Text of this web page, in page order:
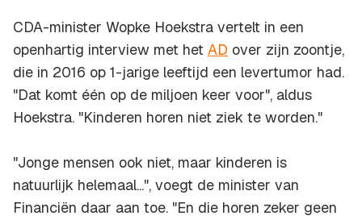
CDA-minister Wopke Hoekstra vertelt in een
openhartig interview met het AD over zijn zoontje,
die in 2016 op 1-jarige leeftijd een levertumor had.
"Dat komt één op de miljoen keer voor", aldus
Hoekstra. "Kinderen horen niet ziek te worden."
"Jonge mensen ook niet, maar kinderen is
natuurlijk helemaal...", voegt de minister van
Financiën daar aan toe. "En die horen zeker geen